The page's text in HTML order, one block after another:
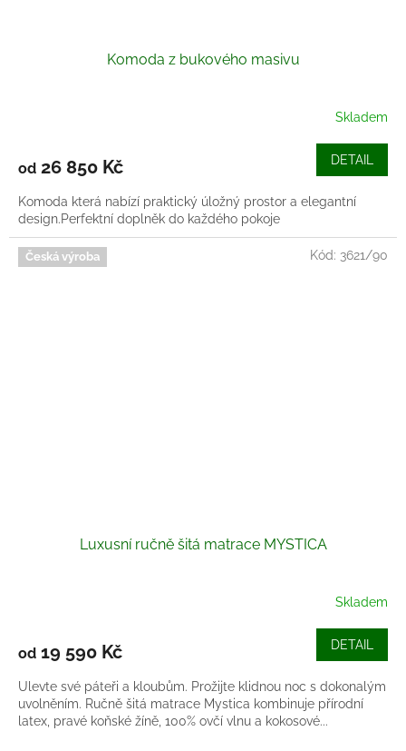
Komoda z bukového masivu
Skladem
od 26 850 Kč DETAIL
Komoda která nabízí praktický úložný prostor a elegantní
design.Perfektní doplněk do každého pokoje
Česká výroba
Luxusní ručně šitá matrace MYSTICA
Skladem
od 19 590 Kč DETAIL
Ulevte své páteři a kloubům. Prožijte klidnou noc s dokonalým
uvolněním. Ručně šitá matrace Mystica kombinuje přírodní
latex, pravé koňské žíně, 100% ovčí vlnu a kokosové...
Kód: 3621/90